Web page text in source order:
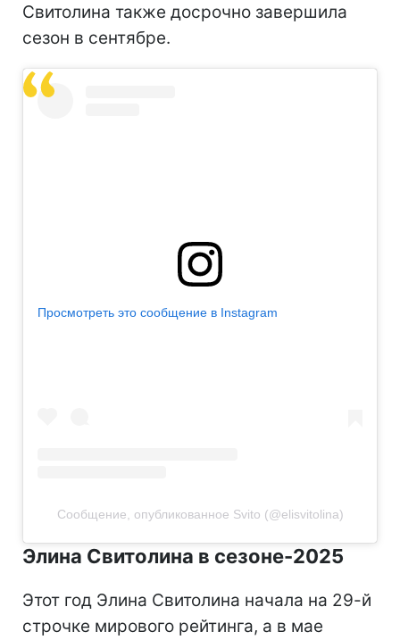
Свитолина также досрочно завершила
сезон в сентябре.
Просмотреть это сообщение в Instagram
Сообщение, опубликованное Svito (@elisvitolina)
Элина Свитолина в сезоне-2025
Этот год Элина Свитолина начала на 29-й
строчке мирового рейтинга, а в мае